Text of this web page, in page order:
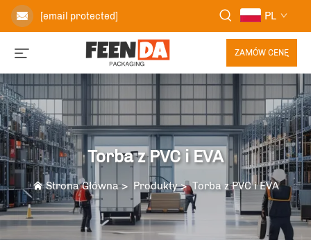
[email protected] PL
ZAMÓW CENĘ
Torba z PVC i EVA
Strona Główna> Produkty>Torba z PVC i EVA